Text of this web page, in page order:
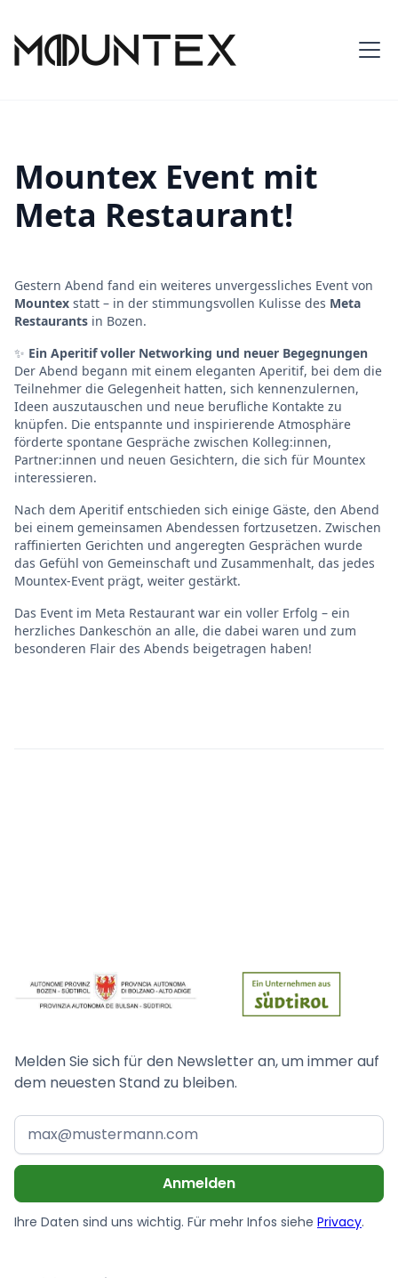
Mountex Event mit
Meta Restaurant!
Gestern Abend fand ein weiteres unvergessliches Event von
Mountex statt – in der stimmungsvollen Kulisse des Meta
Restaurants in Bozen.
✨ Ein Aperitif voller Networking und neuer Begegnungen
Der Abend begann mit einem eleganten Aperitif, bei dem die
Teilnehmer die Gelegenheit hatten, sich kennenzulernen,
Ideen auszutauschen und neue berufliche Kontakte zu
knüpfen. Die entspannte und inspirierende Atmosphäre
förderte spontane Gespräche zwischen Kolleg:innen,
Partner:innen und neuen Gesichtern, die sich für Mountex
interessieren.
Nach dem Aperitif entschieden sich einige Gäste, den Abend
bei einem gemeinsamen Abendessen fortzusetzen. Zwischen
raffinierten Gerichten und angeregten Gesprächen wurde
das Gefühl von Gemeinschaft und Zusammenhalt, das jedes
Mountex-Event prägt, weiter gestärkt.
Das Event im Meta Restaurant war ein voller Erfolg – ein
herzliches Dankeschön an alle, die dabei waren und zum
besonderen Flair des Abends beigetragen haben!
Melden Sie sich für den Newsletter an, um immer auf
dem neuesten Stand zu bleiben.
Ihre Daten sind uns wichtig. Für mehr Infos siehe Privacy.